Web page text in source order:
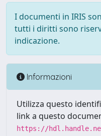
I documenti in IRIS
tutti i diritti sono
indicazione.
Informazioni
Utilizza questo
link a questo
https://